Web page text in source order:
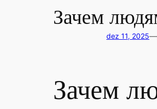
Зачем
dez 11, 2025
Зачем